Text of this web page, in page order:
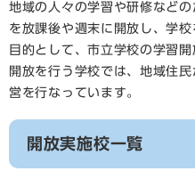
地域の人々の学習や研修など
を放課後や週末に開放し、学
目的として、市立学校の学習
開放を行う学校では、地域住
営を行なっています。
開放実施校一覧